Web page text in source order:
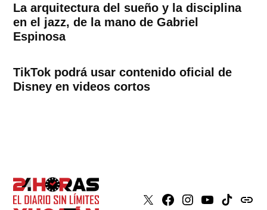
La arquitectura del sueño y la disciplina
en el jazz, de la mano de Gabriel
Espinosa
TikTok podrá usar contenido oficial de
Disney en videos cortos
X Faceboook
Instagram
YoutubeTiktokissuu